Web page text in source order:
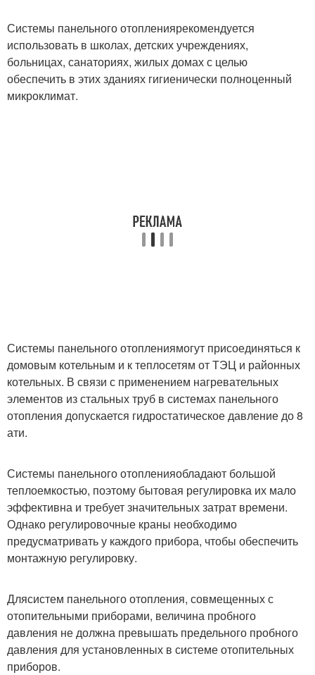
Системы панельного отоплениярекомендуется
использовать в школах, детских учреждениях,
больницах, санаториях, жилых домах с целью
обеспечить в этих зданиях гигиенически полноценный
микроклимат.
Системы панельного отоплениямогут присоединяться к
домовым котельным и к теплосетям от ТЭЦ и районных
котельных. В связи с применением нагревательных
элементов из стальных труб в системах панельного
отопления допускается гидростатическое давление до 8
ати.
Системы панельного отопленияобладают большой
теплоемкостью, поэтому бытовая регулировка их мало
эффективна и требует значительных затрат времени.
Однако регулировочные краны необходимо
предусматривать у каждого прибора, чтобы обеспечить
монтажную регулировку.
Длясистем панельного отопления, совмещенных с
отопительными приборами, величина пробного
давления не должна превышать предельного пробного
давления для установленных в системе отопительных
приборов.